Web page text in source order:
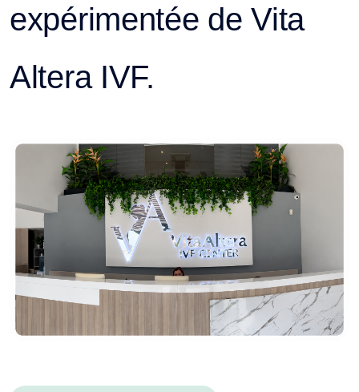
expérimentée de Vita
Altera IVF.